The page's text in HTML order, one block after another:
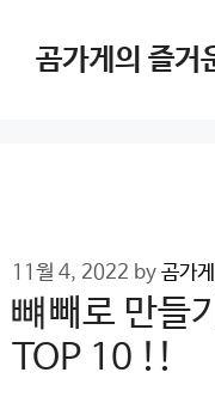
content곰가게의 즐거
11월 4, 2022 by 곰가게
뺴빼로 만들
TOP 10 !!